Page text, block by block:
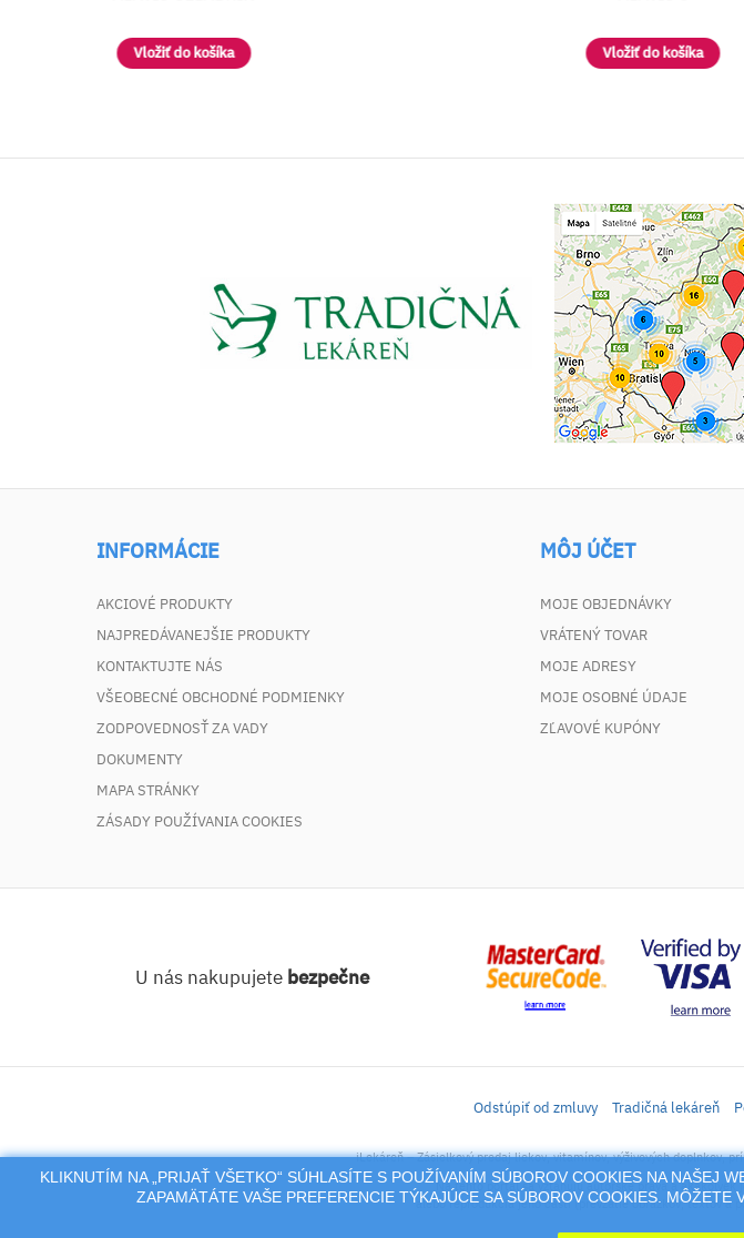
INFORMÁCIE
AKCIOVÉ PRODUKTY
NAJPREDÁVANEJŠIE PRODUKTY
KONTAKTUJTE NÁS
VŠEOBECNÉ OBCHODNÉ PODMIENKY
ZODPOVEDNOSŤ ZA VADY
DOKUMENTY
MAPA STRÁNKY
ZÁSADY POUŽÍVANIA COOKIES
MÔJ ÚČET
MOJE OBJEDNÁVKY
VRÁTENÝ TOVAR
MOJE ADRESY
MOJE OSOBNÉ ÚDAJE
ZĽAVOVÉ KUPÓNY
KLIKNUTÍM NA „PRIJAŤ VŠETKO“ SÚHLASÍTE S POUŽÍVANÍM SÚBOROV COOKIES NA NAŠEJ
ZAPAMÄTÁTE VAŠE PREFERENCIE TÝKAJÚCE SA SÚBOROV COOKIES. MÔŽETE
U nás nakupujete bezpečne
Odstúpiť od zmluvy Tradičná lekáreň
iLekáreň – Zásielkový predaj liekov, vitamínov, výživových doplnkov,
Na tento portál sa vzťahujú autorské práva a akákoľvek
alebo reprodukcia jeho časti (prevzatie obrázkov, textov a